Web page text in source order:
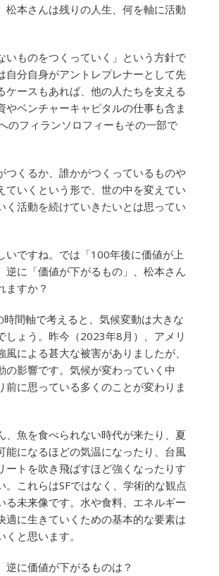
松本さんは残りの人生、何を軸に活動
いものをつくっていく」という方針で
自分自身がアントレプレナーとして先
ケースもあれば、他の人たちを支える
やベンチャーキャピタルの仕事も含ま
のフィランソロフィーもその一部で
つくるか、誰かがつくっているものや
ていくという形で、世の中を変えてい
く活動を続けていきたいとは思ってい
いですね。では「100年後に価値が上
逆に「価値が下がるもの」、松本さん
ますか？
時間軸で考えると、気候変動は大きな
しょう。昨今（2023年8月）、アメリ
風による甚大な被害がありましたが、
の影響です。気候が変わっていく中
前に思っている多くのことが変わりま
、魚を食べられない時代が来たり、夏
能になるほどの気温になったり、台風
ートを吹き飛ばすほど強くなったりす
。これらはSFではなく、学術的な観点
る未来像です。水や食料、エネルギー
適に生きていくための基本的な要素は
と思います。
逆に価値が下がるものは？